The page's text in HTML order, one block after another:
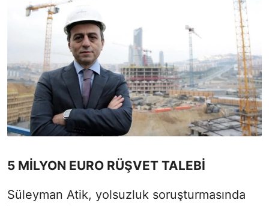
5 MİLYON EURO RÜŞVET TALEBİ
Süleyman Atik, yolsuzluk soruşturmasında